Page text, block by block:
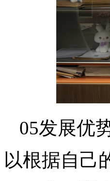
05发展优
以根据自己